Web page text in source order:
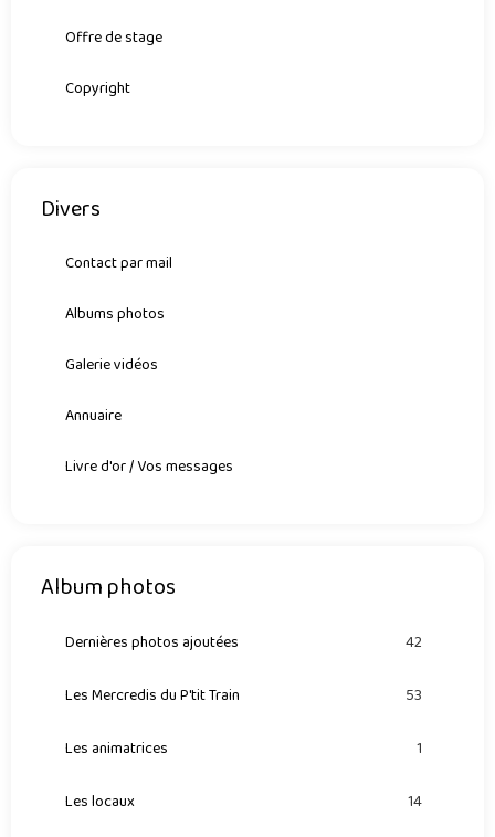
Offre de stage
Copyright
Divers
Contact par mail
Albums photos
Galerie vidéos
Annuaire
Livre d'or / Vos messages
Album photos
Dernières photos ajoutées 42
Les Mercredis du P'tit Train 53
Les animatrices 1
Les locaux 14